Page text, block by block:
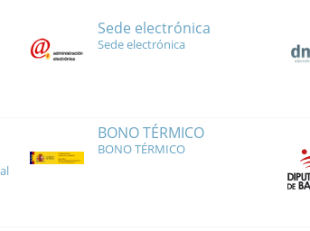
Sede electrónica
Sede electrónica
BONO TÉRMICO
BONO TÉRMICO